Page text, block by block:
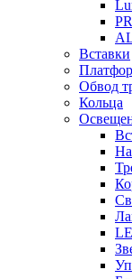
Вставки
Обвод
Кольца